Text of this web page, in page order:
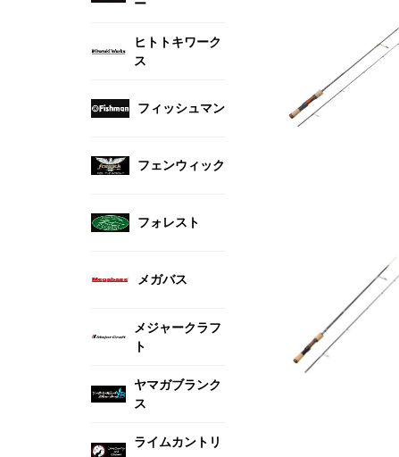
ー
ヒトトキワーク
ス
フィッシュマン
フェンウィック
フォレスト
メガバス
メジャークラフ
ト
ヤマガブランク
ス
ライムカントリ